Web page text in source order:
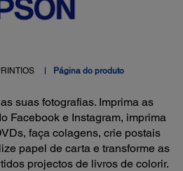
Página do produto
suas fotografias. Imprima as
Facebook e Instagram, imprima
faça colagens, crie postais
papel de carta e transforme as
projectos de livros de colorir.